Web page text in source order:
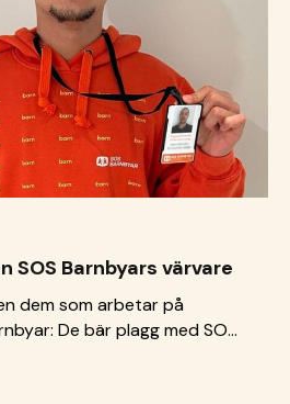
SOS Barnbyars värvare
dem som arbetar på
De bär plagg med SOS
bröstet eller ryggen De har
logotyp som de